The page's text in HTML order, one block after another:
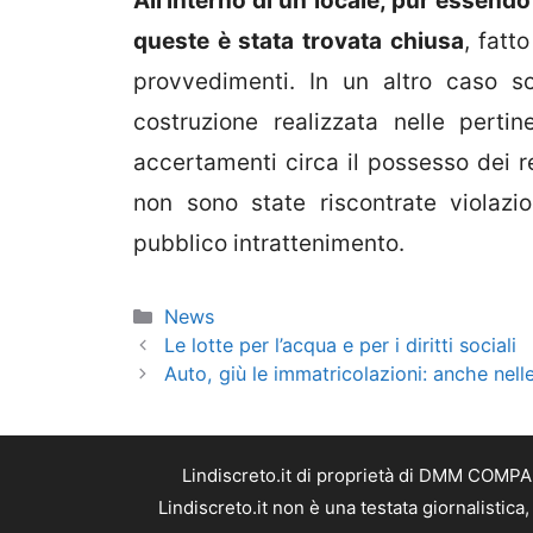
queste è stata trovata chiusa,
provvedimenti. In un altro caso
costruzione realizzata nelle
accertamenti circa il possesso dei
non sono state riscontrate
pubblico intrattenimento.
Categorie
News
Le lotte per l’acqua e per i diritti sociali
Auto, giù le immatricolazioni: anche
Lindiscreto.it di proprietà di DMM
Lindiscreto.it non è una testata